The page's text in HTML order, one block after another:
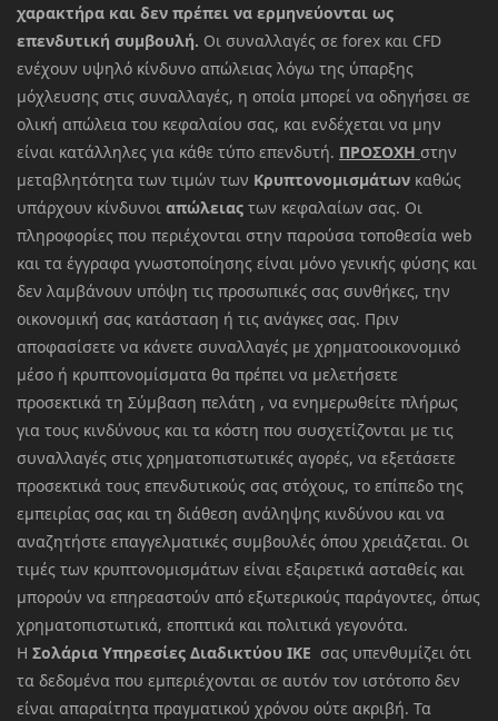
χαρακτήρα και δεν πρέπει να ερμηνεύονται ως
επενδυτική συμβουλή. Οι συναλλαγές σε forex και CFD
ενέχουν υψηλό κίνδυνο απώλειας λόγω της ύπαρξης
μόχλευσης στις συναλλαγές, η οποία μπορεί να οδηγήσει σε
ολική απώλεια του κεφαλαίου σας, και ενδέχεται να μην
είναι κατάλληλες για κάθε τύπο επενδυτή. ΠΡΟΣΟΧΗ στην
μεταβλητότητα των τιμών των Κρυπτονομισμάτων καθώς
υπάρχουν κίνδυνοι απώλειας των κεφαλαίων σας. Οι
πληροφορίες που περιέχονται στην παρούσα τοποθεσία web
και τα έγγραφα γνωστοποίησης είναι μόνο γενικής φύσης και
δεν λαμβάνουν υπόψη τις προσωπικές σας συνθήκες, την
οικονομική σας κατάσταση ή τις ανάγκες σας. Πριν
αποφασίσετε να κάνετε συναλλαγές με χρηματοοικονομικό
μέσο ή κρυπτονομίσματα θα πρέπει να μελετήσετε
προσεκτικά τη Σύμβαση πελάτη , να ενημερωθείτε πλήρως
για τους κινδύνους και τα κόστη που συσχετίζονται με τις
συναλλαγές στις χρηματοπιστωτικές αγορές, να εξετάσετε
προσεκτικά τους επενδυτικούς σας στόχους, το επίπεδο της
εμπειρίας σας και τη διάθεση ανάληψης κινδύνου και να
αναζητήστε επαγγελματικές συμβουλές όπου χρειάζεται. Οι
τιμές των κρυπτονομισμάτων είναι εξαιρετικά ασταθείς και
μπορούν να επηρεαστούν από εξωτερικούς παράγοντες, όπως
χρηματοπιστωτικά, εποπτικά και πολιτικά γεγονότα.
Η Σολάρια Υπηρεσίες Διαδικτύου ΙΚΕ σας υπενθυμίζει ότι
τα δεδομένα που εμπεριέχονται σε αυτόν τον ιστότοπο δεν
είναι απαραίτητα πραγματικού χρόνου ούτε ακριβή. Τα